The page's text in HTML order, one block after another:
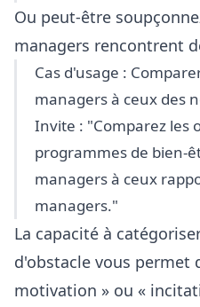
Ou peut-être
managers rencontrent
Cas d'usage :
managers à ceux des
Invite : "Comparez les
programmes de bien-
managers à ceux
managers."
La capacité à
d'obstacle vous permet
motivation » ou «